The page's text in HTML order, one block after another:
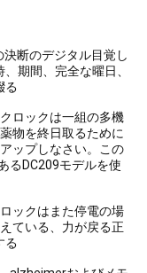
断のデジタル目覚し
期間、完全な曜日、
る
ロックは一組の多機
物を終日取るために
ップしなさい。この
るDC209モデルを使
ックはまた停電の場
ている、力が戻る正
る